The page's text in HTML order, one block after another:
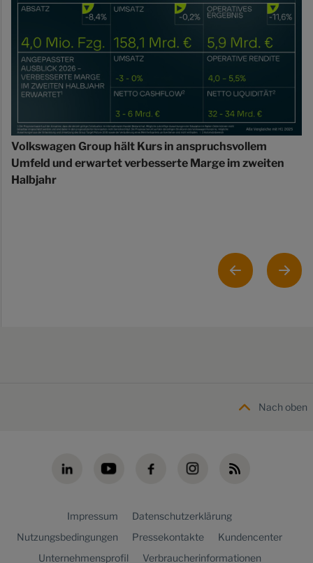
Volkswagen Group hält Kurs in anspruchsvollem
Umfeld und erwartet verbesserte Marge im zweiten
Halbjahr
Nach oben
Impressum
Datenschutzerklärung
Nutzungsbedingungen
Pressekontakte
Kundencenter
Unternehmensprofil
Verbraucherinformationen